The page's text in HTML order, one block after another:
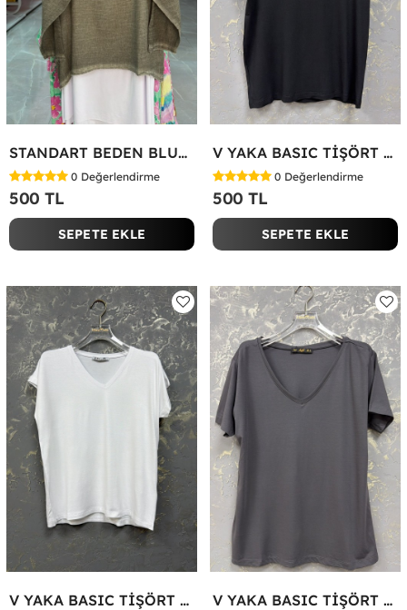
STANDART BEDEN BLUZ Yeşil
0 Değerlendirme
500 TL
SEPETE EKLE
V YAKA BASIC TİŞÖRT Siyah
0 Değerlendirme
500 TL
SEPETE EKLE
V YAKA BASIC TİŞÖRT Beyaz V YAKA BASIC TİŞÖRT Antrasit